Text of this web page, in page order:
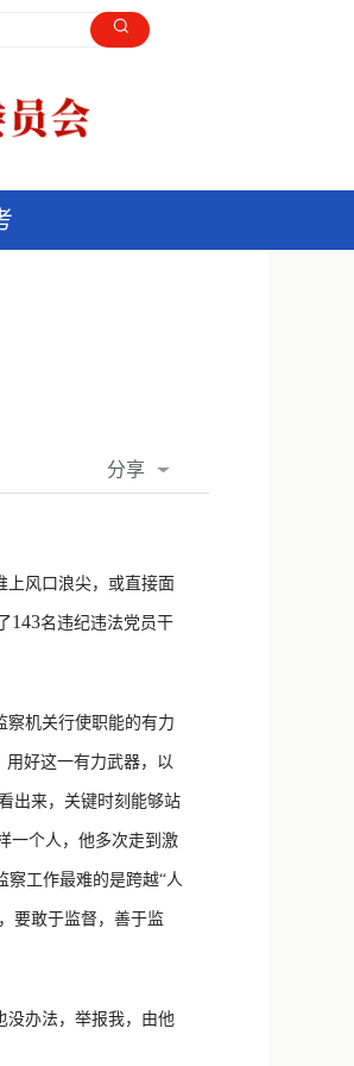
分享
上风口浪尖，或直接面
143名违纪违法党员干
察机关行使职能的有力
好这一有力武器，以
出来，关键时刻能够站
一个人，他多次走到激
察工作最难的是跨越“人
要敢于监督，善于监
没办法，举报我，由他